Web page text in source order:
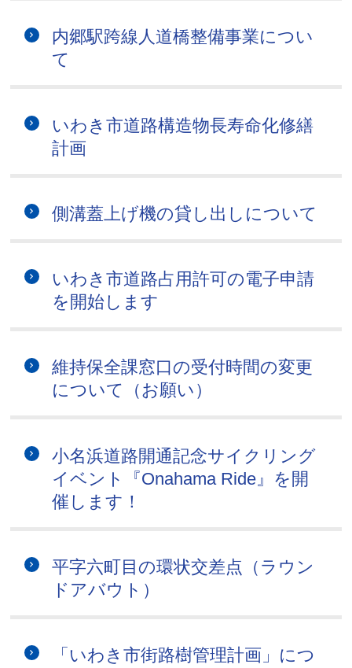
内郷駅跨線人道橋整備事業につい
て
いわき市道路構造物長寿命化修繕
計画
側溝蓋上げ機の貸し出しについて
いわき市道路占用許可の電子申請
を開始します
維持保全課窓口の受付時間の変更
について（お願い）
小名浜道路開通記念サイクリング
イベント『Onahama Ride』を開
催します！
平字六町目の環状交差点（ラウン
ドアバウト）
「いわき市街路樹管理計画」につ